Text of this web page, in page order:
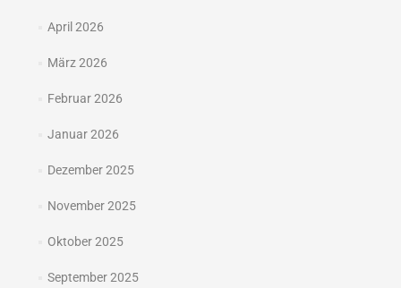
April 2026
März 2026
Februar 2026
Januar 2026
Dezember 2025
November 2025
Oktober 2025
September 2025